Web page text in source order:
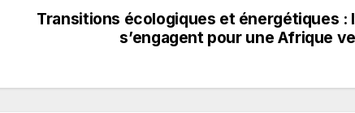
Transitions écologiques et énergétiques :
s’engagent pour une Afrique